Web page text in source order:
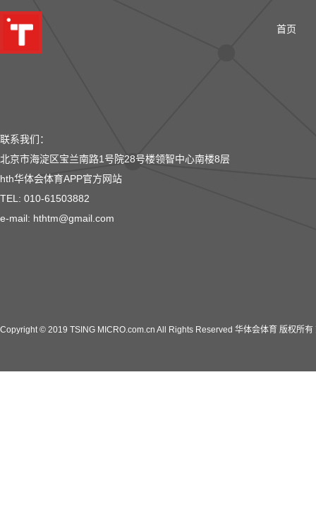
联系我们：
北京市海淀区宝兰南路1号院28号楼领智中心南楼8层
hth华体会体育APP官方网站
TEL: 010-61503882
e-mail: hthtm@gmail.com
首页
Copyright © 2019 TSING MICRO.com.cn All Rights Reserved 华体会体育 版权所有